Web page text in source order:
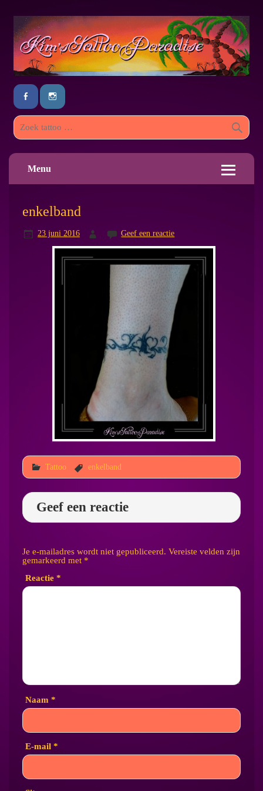
Menu
enkelband
23 juni 2016 Geef een reactie
Tattoo enkelband
Geef een reactie
Je e-mailadres wordt niet gepubliceerd. Vereiste velden zijn
gemarkeerd met *
Reactie *
Naam *
E-mail *